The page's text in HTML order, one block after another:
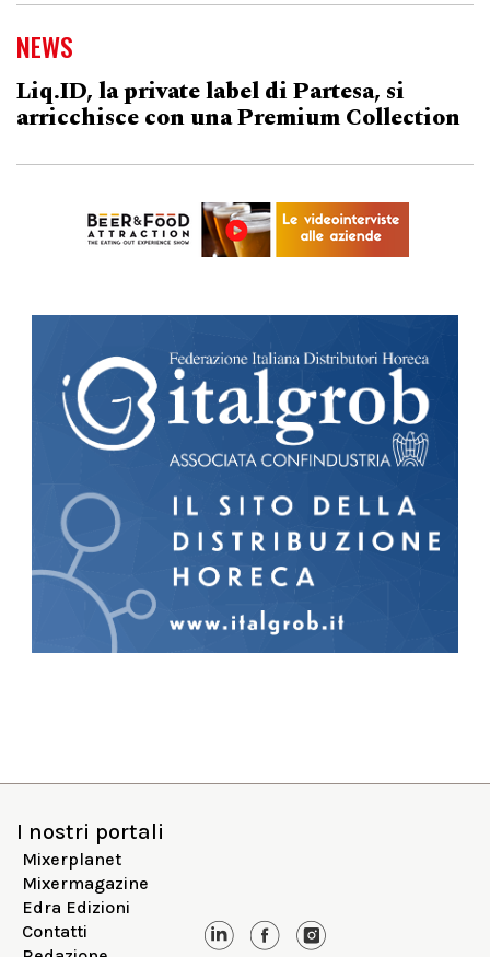
NEWS
Liq.ID, la private label di Partesa, si
arricchisce con una Premium Collection
I nostri portali
Mixerplanet
Mixermagazine
Edra Edizioni
Contatti